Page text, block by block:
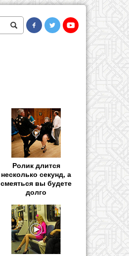
Ролик длится
несколько секунд, а
смеяться вы будете
долго